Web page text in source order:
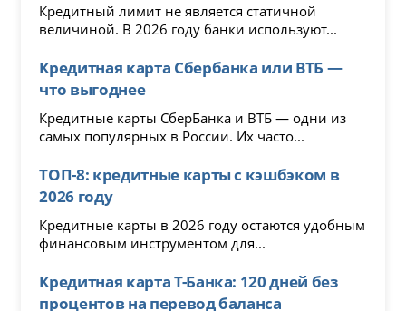
Кредитный лимит не является статичной
величиной. В 2026 году банки используют...
Кредитная карта Сбербанка или ВТБ —
что выгоднее
Кредитные карты СберБанка и ВТБ — одни из
самых популярных в России. Их часто...
ТОП-8: кредитные карты с кэшбэком в
2026 году
Кредитные карты в 2026 году остаются удобным
финансовым инструментом для...
Кредитная карта Т-Банка: 120 дней без
процентов на перевод баланса